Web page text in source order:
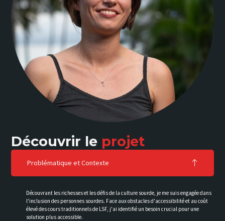
Découvrir le projet
Problématique et Contexte
Découvrant les richesses et les défis de la culture sourde, je me suis engagée dans
l'inclusion des personnes sourdes. Face aux obstacles d'accessibilité et au coût
élevé des cours traditionnels de LSF, j'ai identifié un besoin crucial pour une
solution plus accessible.